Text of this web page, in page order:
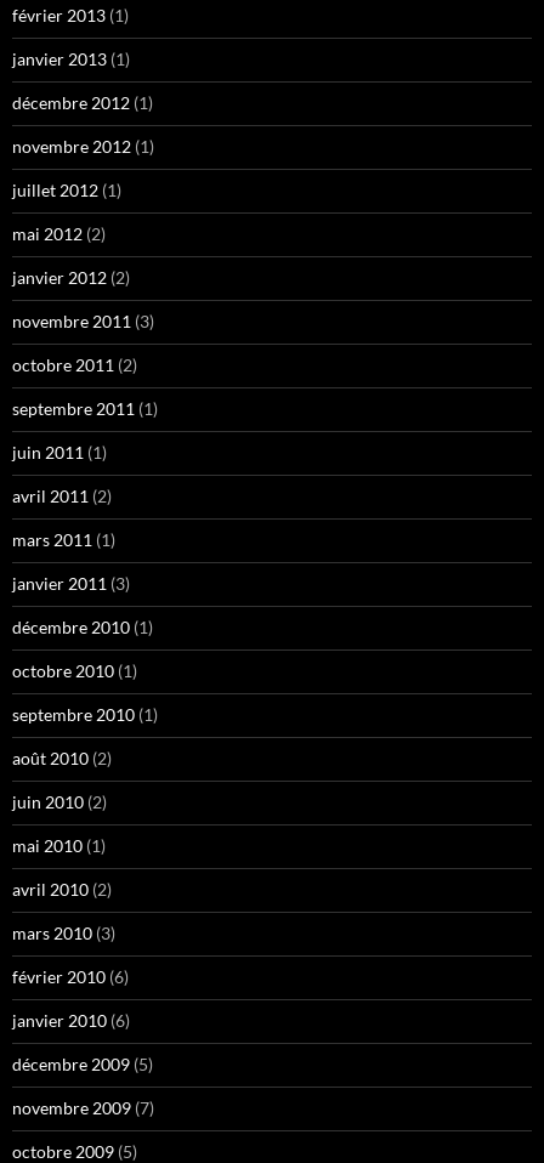
février 2013 (1)
janvier 2013 (1)
décembre 2012 (1)
novembre 2012 (1)
juillet 2012 (1)
mai 2012 (2)
janvier 2012 (2)
novembre 2011 (3)
octobre 2011 (2)
septembre 2011 (1)
juin 2011 (1)
avril 2011 (2)
mars 2011 (1)
janvier 2011 (3)
décembre 2010 (1)
octobre 2010 (1)
septembre 2010 (1)
août 2010 (2)
juin 2010 (2)
mai 2010 (1)
avril 2010 (2)
mars 2010 (3)
février 2010 (6)
janvier 2010 (6)
décembre 2009 (5)
novembre 2009 (7)
octobre 2009 (5)